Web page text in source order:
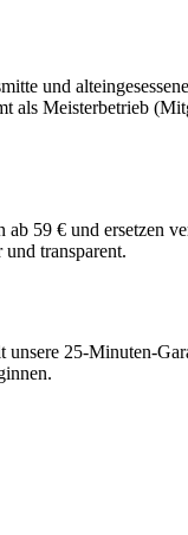
und
als Meisterbetrieb
59 € und ersetzen
transparent.
25-Minuten-